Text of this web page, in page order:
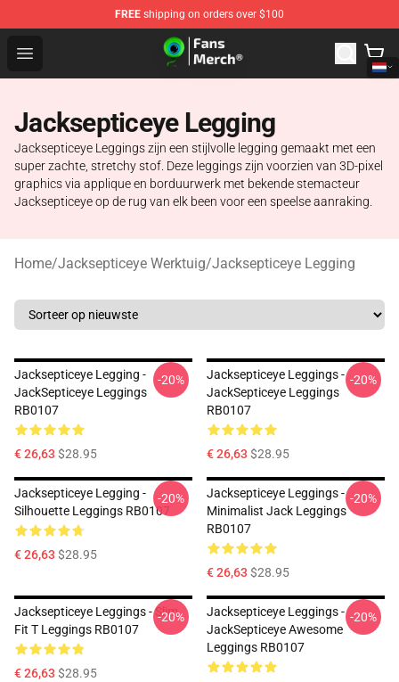
FREE shipping on orders over $100
Open menu
Jacksepticeye Store - Official Jacksepticeye
Jacksepticeye Legging
Jacksepticeye Leggings zijn een stijlvolle legging gemaakt met een
super zachte, stretchy stof. Deze leggings zijn voorzien van 3D-pixel
graphics via applique en borduurwerk met bekende stemacteur
Jacksepticeye op de rug van elk been voor een speelse aanraking.
Home/Jacksepticeye Werktuig/Jacksepticeye Legging
Jacksepticeye Legging -
JackSepticeye Leggings
RB0107
€ 26,63 $28.95
-20%
Jacksepticeye Leggings -
JackSepticeye Leggings
RB0107
€ 26,63 $28.95
-20%
Jacksepticeye Legging -
Silhouette Leggings RB0107
€ 26,63 $28.95
-20%
Jacksepticeye Leggings -
Minimalist Jack Leggings
RB0107
€ 26,63 $28.95
-20%
Jacksepticeye Leggings - Slim
Fit T Leggings RB0107
€ 26,63 $28.95
-20%
Jacksepticeye Leggings -
JackSepticeye Awesome
Leggings RB0107
-20%